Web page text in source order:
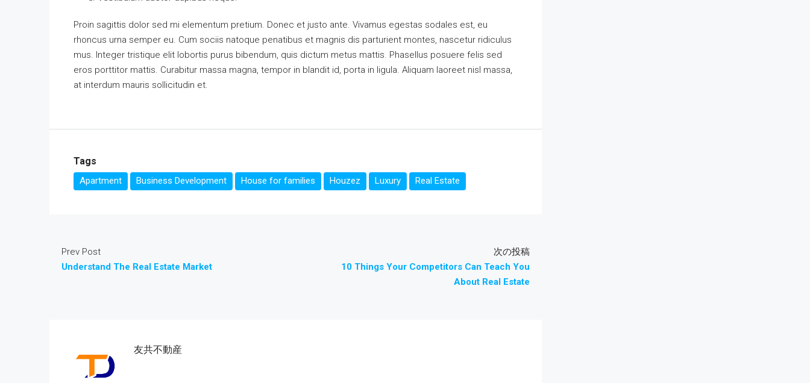
Proin sagittis dolor sed mi elementum pretium. Donec et justo ante. Vivamus egestas sodales est, eu
rhoncus urna semper eu. Cum sociis natoque penatibus et magnis dis parturient montes, nascetur ridiculus
mus. Integer tristique elit lobortis purus bibendum, quis dictum metus mattis. Phasellus posuere felis sed
eros porttitor mattis. Curabitur massa magna, tempor in blandit id, porta in ligula. Aliquam laoreet nisl massa,
at interdum mauris sollicitudin et.
Tags
Apartment Business Development House for families Houzez Luxury Real Estate
Prev Post
Understand The Real Estate Market
次の投稿
10 Things Your Competitors Can Teach You
About Real Estate
友共不動産